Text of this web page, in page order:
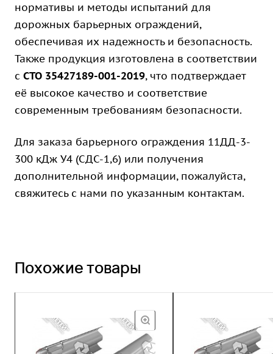
нормативы и методы испытаний для
дорожных барьерных ограждений,
обеспечивая их надежность и безопасность.
Также продукция изготовлена в соответствии
с СТО 35427189-001-2019, что подтверждает
её высокое качество и соответствие
современным требованиям безопасности.
Для заказа барьерного ограждения 11ДД-3-
300 кДж У4 (СДС-1,6) или получения
дополнительной информации, пожалуйста,
свяжитесь с нами по указанным контактам.
Похожие товары